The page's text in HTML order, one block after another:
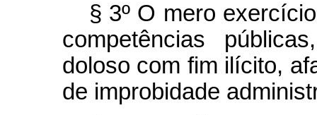
§ 3º O mero
competências
doloso com fim ilícito,
de improbidade